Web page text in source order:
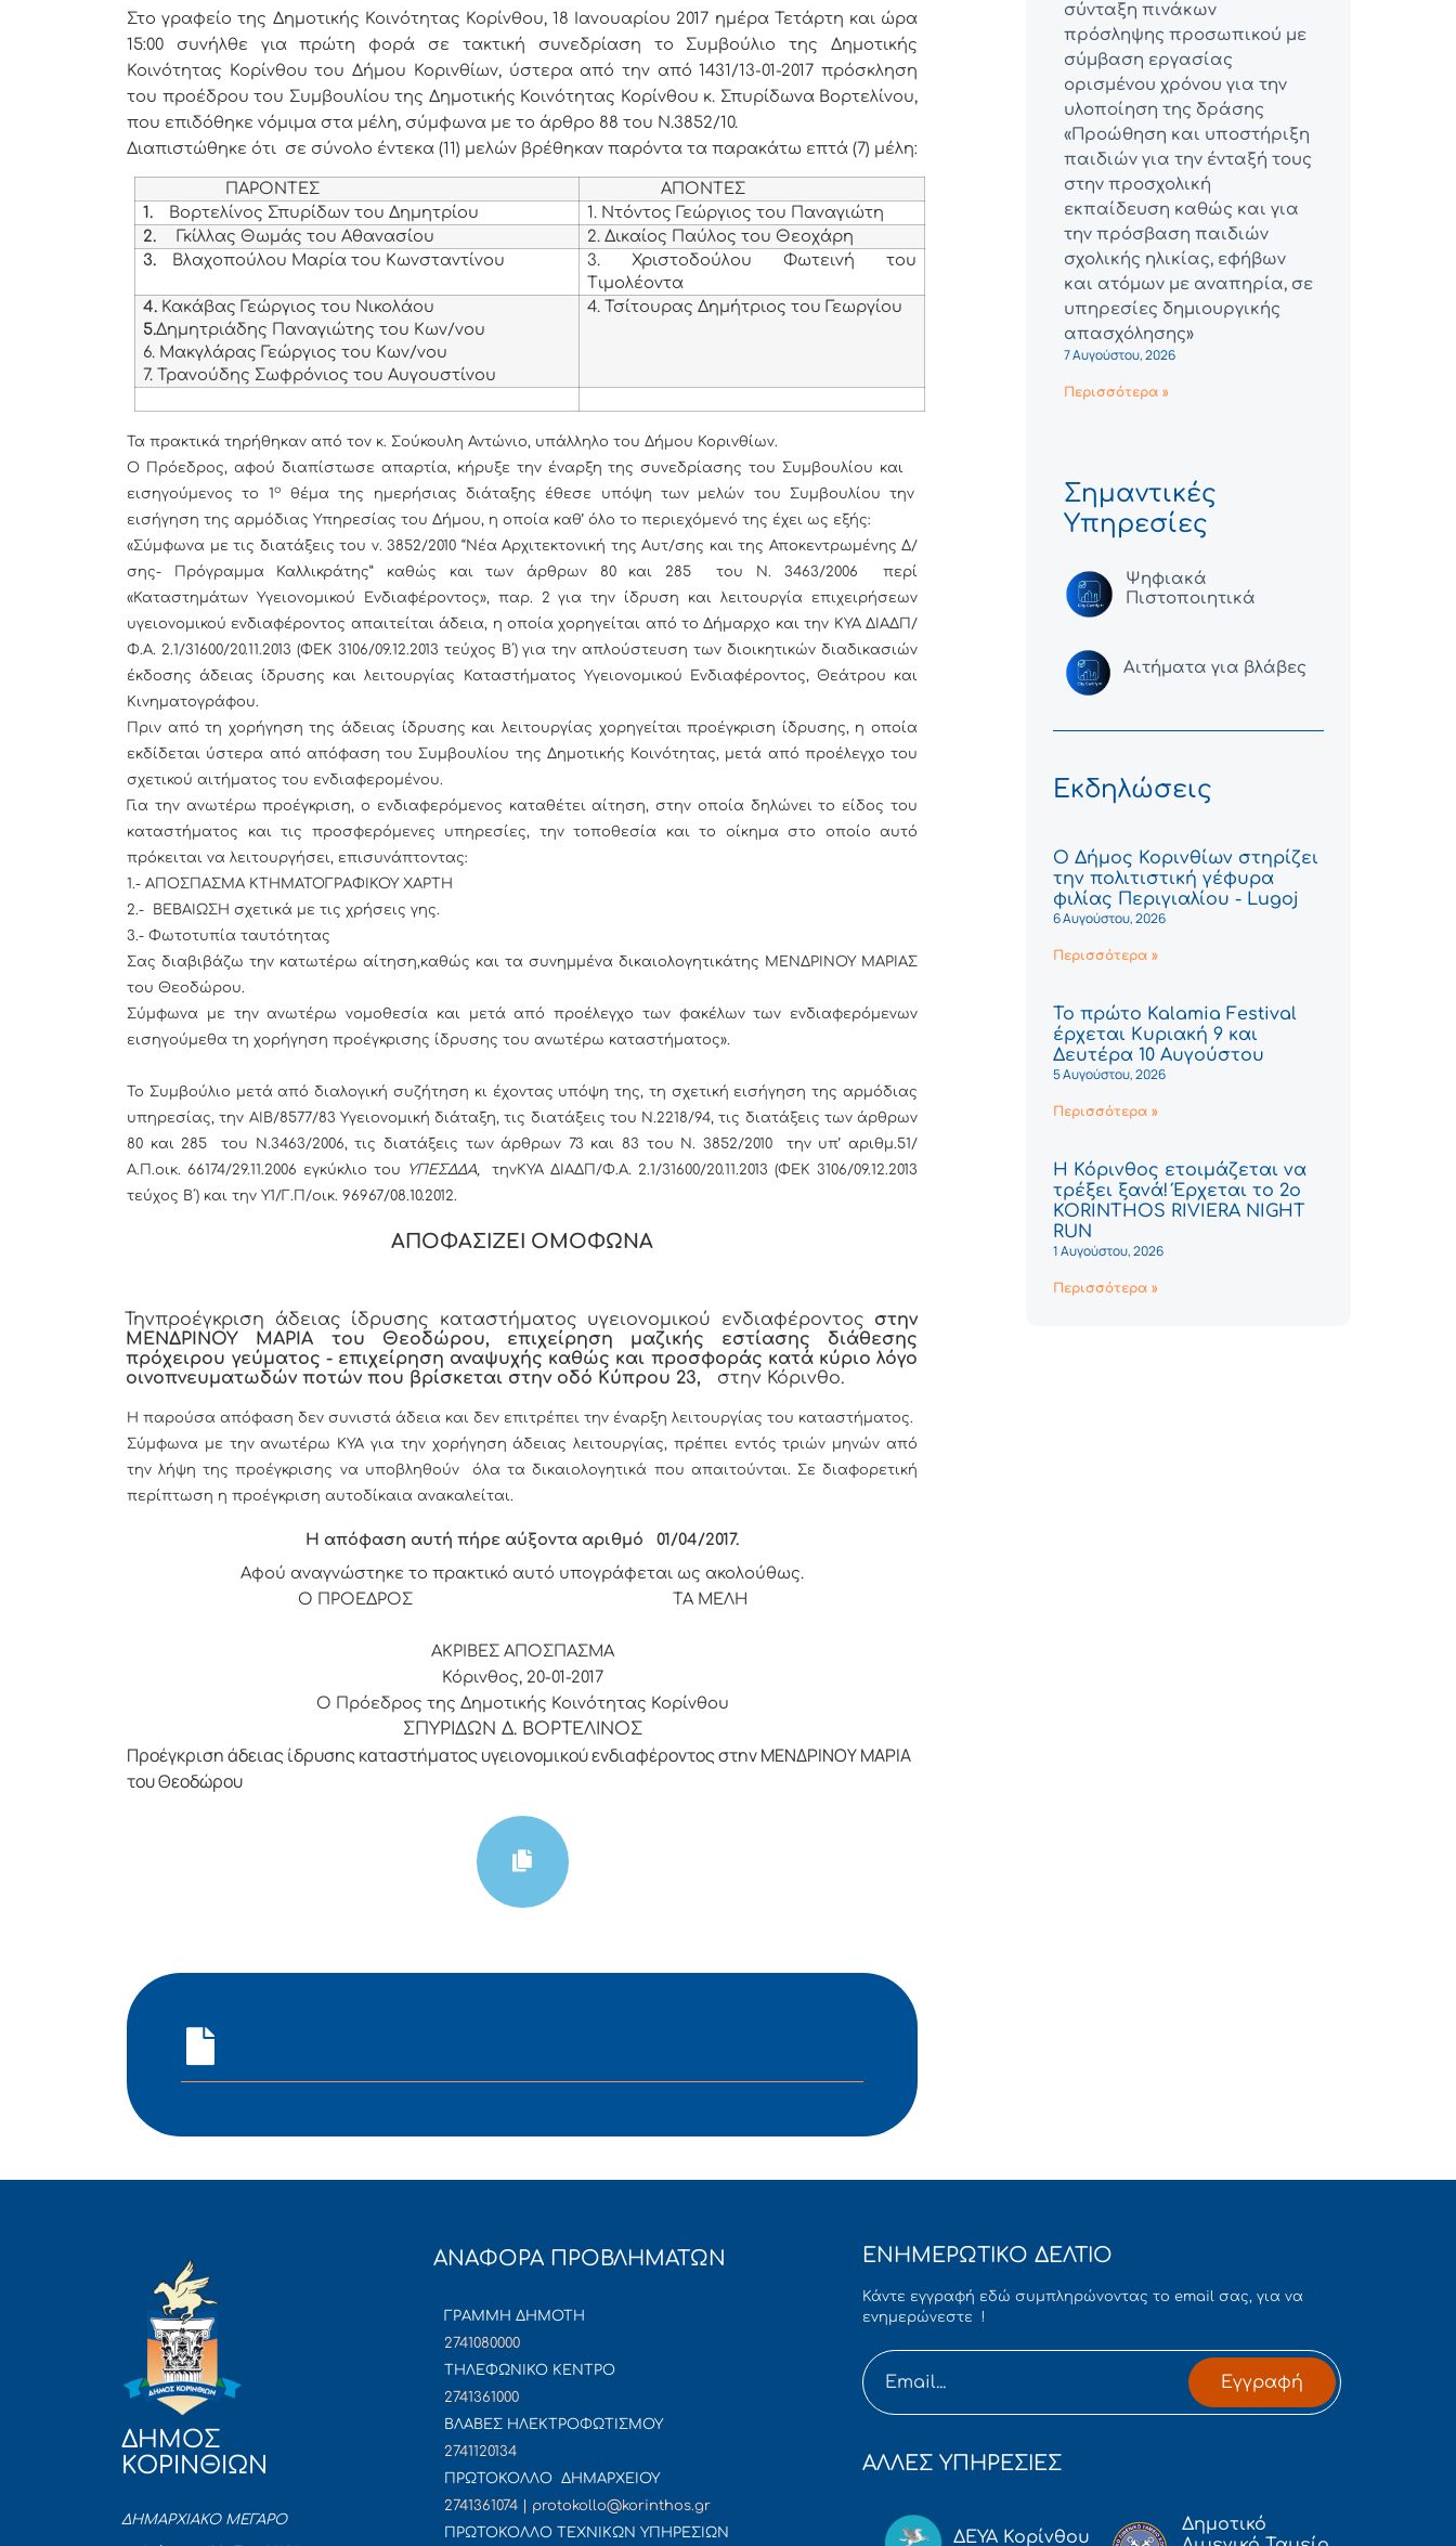
Στο γραφείο της Δημοτικής Κοινότητας Κορίνθου, 18 Ιανουαρίου 2017 ημέρα Τετάρτη και ώρα
15:00 συνήλθε για πρώτη φορά σε τακτική συνεδρίαση το Συμβούλιο της Δημοτικής
Κοινότητας Κορίνθου του Δήμου Κορινθίων, ύστερα από την από 1431/13-01-2017 πρόσκληση
του προέδρου του Συμβουλίου της Δημοτικής Κοινότητας Κορίνθου κ. Σπυρίδωνα Βορτελίνου,
που επιδόθηκε νόμιμα στα μέλη, σύμφωνα με το άρθρο 88 του Ν.3852/10.
Διαπιστώθηκε ότι σε σύνολο έντεκα (11) μελών βρέθηκαν παρόντα τα παρακάτω επτά (7) μέλη:
ΠΑΡΟΝΤΕΣ
ΑΠΟΝΤΕΣ
1.
Βορτελίνος Σπυρίδων του Δημητρίου
1. Ντόντος Γεώργιος του Παναγιώτη
2.
Γκίλλας Θωμάς του Αθανασίου
2. Δικαίος Παύλος του Θεοχάρη
3.
Βλαχοπούλου Μαρία του Κωνσταντίνου
3. Χριστοδούλου Φωτεινή του
Τιμολέοντα
4. Κακάβας Γεώργιος του Νικολάου
5.Δημητριάδης Παναγιώτης του Κων/νου
6. Μακγλάρας Γεώργιος του Κων/νου
7. Τρανούδης Σωφρόνιος του Αυγουστίνου
4. Τσίτουρας Δημήτριος του Γεωργίου
Τα πρακτικά τηρήθηκαν από τον κ. Σούκουλη Αντώνιο, υπάλληλο του Δήμου Κορινθίων.
Ο Πρόεδρος, αφού διαπίστωσε απαρτία, κήρυξε την έναρξη της συνεδρίασης του Συμβουλίου και
εισηγούμενος το 1ο
θέμα της ημερήσιας διάταξης έθεσε υπόψη των μελών του Συμβουλίου την
εισήγηση της αρμόδιας Υπηρεσίας του Δήμου, η οποία καθ’ όλο το περιεχόμενό της έχει ως εξής:
«Σύμφωνα με τις διατάξεις του ν. 3852/2010 “Νέα Αρχιτεκτονική της Αυτ/σης και της Αποκεντρωμένης Δ/
σης- Πρόγραμμα Καλλικράτης” καθώς και των άρθρων 80 και 285 του Ν. 3463/2006 περί
«Καταστημάτων Υγειονομικού Ενδιαφέροντος», παρ. 2 για την ίδρυση και λειτουργία επιχειρήσεων
υγειονομικού ενδιαφέροντος απαιτείται άδεια, η οποία χορηγείται από το Δήμαρχο και την ΚΥΑ ΔΙΑΔΠ/
Φ.Α. 2.1/31600/20.11.2013 (ΦΕΚ 3106/09.12.2013 τεύχος Β΄) για την απλούστευση των διοικητικών διαδικασιών
έκδοσης άδειας ίδρυσης και λειτουργίας Καταστήματος Υγειονομικού Ενδιαφέροντος, Θεάτρου και
Κινηματογράφου.
Πριν από τη χορήγηση της άδειας ίδρυσης και λειτουργίας χορηγείται προέγκριση ίδρυσης, η οποία
εκδίδεται ύστερα από απόφαση του Συμβουλίου της Δημοτικής Κοινότητας, μετά από προέλεγχο του
σχετικού αιτήματος του ενδιαφερομένου.
Για την ανωτέρω προέγκριση, ο ενδιαφερόμενος καταθέτει αίτηση, στην οποία δηλώνει το είδος του
καταστήματος και τις προσφερόμενες υπηρεσίες, την τοποθεσία και το οίκημα στο οποίο αυτό
πρόκειται να λειτουργήσει, επισυνάπτοντας:
1.- ΑΠΟΣΠΑΣΜΑ ΚΤΗΜΑΤΟΓΡΑΦΙΚΟΥ ΧΑΡΤΗ
2.- ΒΕΒΑΙΩΣΗ σχετικά με τις χρήσεις γης.
3.- Φωτοτυπία ταυτότητας
Σας διαβιβάζω την κατωτέρω αίτηση,καθώς και τα συνημμένα δικαιολογητικάτης ΜΕΝΔΡΙΝΟΥ ΜΑΡΙΑΣ
του Θεοδώρου.
Σύμφωνα με την ανωτέρω νομοθεσία και μετά από προέλεγχο των φακέλων των ενδιαφερόμενων
εισηγούμεθα τη χορήγηση προέγκρισης ίδρυσης του ανωτέρω καταστήματος».
Το Συμβούλιο μετά από διαλογική συζήτηση κι έχοντας υπόψη της, τη σχετική εισήγηση της αρμόδιας
υπηρεσίας, την ΑΙΒ/8577/83 Υγειονομική διάταξη, τις διατάξεις του Ν.2218/94, τις διατάξεις των άρθρων
80 και 285 του Ν.3463/2006, τις διατάξεις των άρθρων 73 και 83 του Ν. 3852/2010 την υπ’ αριθμ.51/
Α.Π.οικ. 66174/29.11.2006 εγκύκλιο του
ΥΠΕΣΔΔΑ,τηνΚΥΑ ΔΙΑΔΠ/Φ.Α. 2.1/31600/20.11.2013 (ΦΕΚ 3106/09.12.2013
τεύχος Β΄) και την Υ1/Γ.Π/οικ. 96967/08.10.2012.
ΑΠΟΦΑΣΙΖΕΙ ΟΜΟΦΩΝΑ
Τηνπροέγκριση άδειας ίδρυσης καταστήματος υγειονομικού ενδιαφέροντος στην
ΜΕΝΔΡΙΝΟΥ ΜΑΡΙΑ του Θεοδώρου, επιχείρηση μαζικής εστίασης διάθεσης
πρόχειρου γεύματος - επιχείρηση αναψυχής καθώς και προσφοράς κατά κύριο λόγο
οινοπνευματωδών ποτών που βρίσκεται στην οδό Κύπρου 23, στην Κόρινθο.
Η παρούσα απόφαση δεν συνιστά άδεια και δεν επιτρέπει την έναρξη λειτουργίας του καταστήματος.
Σύμφωνα με την ανωτέρω ΚΥΑ για την χορήγηση άδειας λειτουργίας, πρέπει εντός τριών μηνών από
την λήψη της προέγκρισης να υποβληθούν όλα τα δικαιολογητικά που απαιτούνται. Σε διαφορετική
περίπτωση η προέγκριση αυτοδίκαια ανακαλείται.
Η απόφαση αυτή πήρε αύξοντα αριθμό 01/04/2017.
Αφού αναγνώστηκε το πρακτικό αυτό υπογράφεται ως ακολούθως.
Ο ΠΡΟΕΔΡΟΣ ΤΑ ΜΕΛΗ
ΑΚΡΙΒΕΣ ΑΠΟΣΠΑΣΜΑ
Κόρινθος, 20-01-2017
Ο Πρόεδρος της Δημοτικής Κοινότητας Κορίνθου
ΣΠΥΡΙΔΩΝ Δ. ΒΟΡΤΕΛΙΝΟΣ
Προέγκριση άδειας ίδρυσης καταστήματος υγειονομικού ενδιαφέροντος στην ΜΕΝΔΡΙΝΟΥ ΜΑΡΙΑ
του Θεοδώρου
σύνταξη πινάκων
πρόσληψης προσωπικού με
σύμβαση εργασίας
ορισμένου χρόνου για την
υλοποίηση της δράσης
«Προώθηση και υποστήριξη
παιδιών για την ένταξή τους
στην προσχολική
εκπαίδευση καθώς και για
την πρόσβαση παιδιών
σχολικής ηλικίας, εφήβων
και ατόμων με αναπηρία, σε
υπηρεσίες δημιουργικής
απασχόλησης»
7 Αυγούστου, 2026
Περισσότερα »
Σημαντικές
Υπηρεσίες
Ψηφιακά
Πιστοποιητικά
Αιτήματα για βλάβες
Εκδηλώσεις
Ο Δήμος Κορινθίων στηρίζει
την πολιτιστική γέφυρα
φιλίας Περιγιαλίου - Lugoj
6 Αυγούστου, 2026
Περισσότερα »
Το πρώτο Kalamia Festival
έρχεται Κυριακή 9 και
Δευτέρα 10 Αυγούστου
5 Αυγούστου, 2026
Περισσότερα »
Η Κόρινθος ετοιμάζεται να
τρέξει ξανά! Έρχεται το 2ο
KORINTHOS RIVIERA NIGHT
RUN
1 Αυγούστου, 2026
Περισσότερα »
ΔΗΜΟΣ
ΚΟΡΙΝΘΙΩΝ
ΔΗΜΑΡΧΙΑΚΟ ΜΕΓΑΡΟ
ΑΝΑΦΟΡΑ ΠΡΟΒΛΗΜΑΤΩΝ
ΓΡΑΜΜΗ ΔΗΜΟΤΗ
2741080000
ΤΗΛΕΦΩΝΙΚΟ ΚΕΝΤΡΟ
2741361000
ΒΛΑΒΕΣ ΗΛΕΚΤΡΟΦΩΤΙΣΜΟΥ
2741120134
ΠΡΩΤΟΚΟΛΛΟ ΔΗΜΑΡΧΕΙΟΥ
2741361074 | protokollo@korinthos.gr
ΠΡΩΤΟΚΟΛΛΟ ΤΕΧΝΙΚΩΝ ΥΠΗΡΕΣΙΩΝ
ΕΝΗΜΕΡΩΤΙΚΟ ΔΕΛΤΙΟ
Κάντε εγγραφή εδώ συμπληρώνοντας το email σας, για να
ενημερώνεστε !
Εγγραφή
ΑΛΛΕΣ ΥΠΗΡΕΣΙΕΣ
ΔΕΥΑ Κορίνθου
Δημοτικό